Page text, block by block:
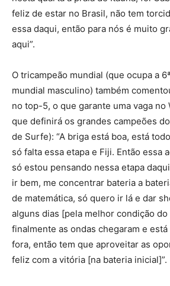
feliz de estar no Brasil, não tem
essa daqui, então para nós é muito
aqui”.
O tricampeão mundial (que ocupa a
mundial masculino) também
no top-5, o que garante uma vaga no
que definirá os grandes campeões
de Surfe): “A briga está boa, está
só falta essa etapa e Fiji. Então essa
só estou pensando nessa etapa
ir bem, me concentrar bateria a
de matemática, só quero ir lá e dar
alguns dias [pela melhor condição do
finalmente as ondas chegaram e
fora, então tem que aproveitar as
feliz com a vitória [na bateria inicial]”.